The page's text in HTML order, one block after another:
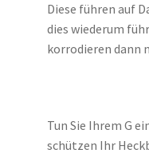
Diese führen auf
dies wiederum
korrodieren dann
Tun Sie Ihrem G
schützen Ihr